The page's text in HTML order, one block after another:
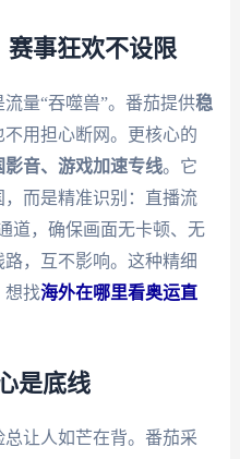
赛事狂欢不设限
量“吞噬兽”。番茄提供稳
用担心断网。更核心的
影音、游戏加速专线。它
而是精准识别：直播流
道，确保画面无卡顿、无
，互不影响。这种精细
想找海外在哪里看奥运直
是底线
让人如芒在背。番茄采